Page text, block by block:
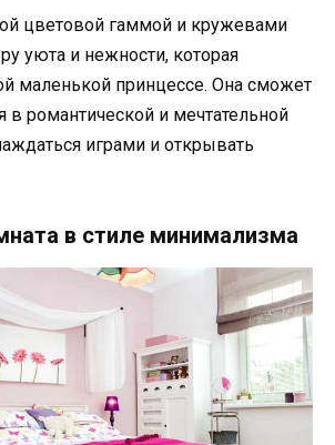
цветовой гаммой и кружевами
уюта и нежности, которая
маленькой принцессе. Она сможет
в романтической и мечтательной
играми и открывать
в стиле минимализма